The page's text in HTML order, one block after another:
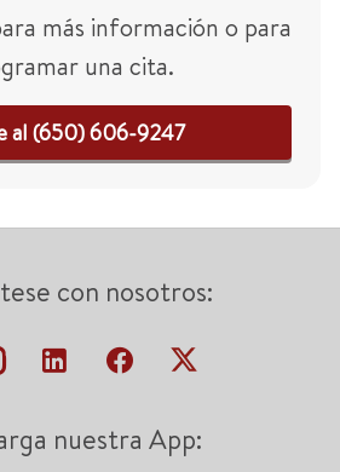
más información o para
una cita.
al (650) 606-9247
con nosotros:
nuestra App: